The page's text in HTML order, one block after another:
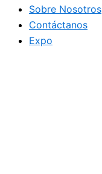
Sobre Nosotros
Contáctanos
Expo